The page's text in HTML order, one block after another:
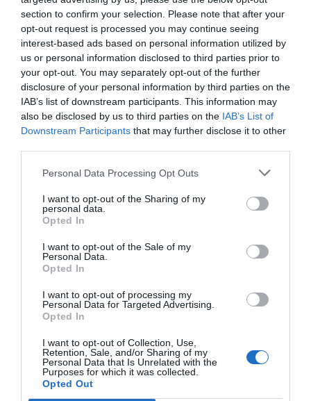
section to confirm your selection. Please note that after your
opt-out request is processed you may continue seeing
interest-based ads based on personal information utilized by
us or personal information disclosed to third parties prior to
your opt-out. You may separately opt-out of the further
disclosure of your personal information by third parties on the
IAB’s list of downstream participants. This information may
also be disclosed by us to third parties on the IAB’s List of
Downstream Participants that may further disclose it to other
Personal Data Processing Opt Outs
I want to opt-out of the Sharing of my
personal data.
Opted In
I want to opt-out of the Sale of my
Personal Data.
Opted In
I want to opt-out of processing my
Personal Data for Targeted Advertising.
Opted In
I want to opt-out of Collection, Use,
Retention, Sale, and/or Sharing of my
Personal Data that Is Unrelated with the
Purposes for which it was collected.
Opted Out
«La salud nos conecta»: el lema de Infarma
Barcelona 2019 ya dejaba claro que esta
edición iba a poner el énfasis en cómo las
nuevas tecnologías están cambiando el
sector. Durante los tres días del congreso
(19, 20 y 21 de marzo) se habló de muchas
cosas, pero hubo conceptos que se
repitieron en casi todas las mesas redondas
(entorno digital, Internet, e-commerce,
omnicanal, omnicliente, regulación...) y que
dejaron su impronta en una edición con la
mirada claramente puesta en el futuro.
presente de cambio profundo y que se dirige
hacia un futuro incierto. Un futuro que
oportunidad, pero que sin duda va a suponer
para todos pasar por el peaje de la revolución
«El farmacéutico debe integrarse en
responsabilidad de atender a los
ciudadanos»
Jordi de Dalmases preside Infarma por
última vez. En esta entrevista expresa su
satisfacción por haber participado del éxito